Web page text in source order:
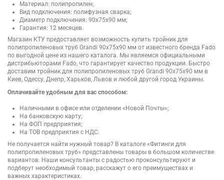
Материал: полипропилен;
Вид подключения: полифузная сварка;
Диаметр подключения: 90х75х90 мм;
Гарантия: 12 месяцев.
Магазин КТУ предоставляет возможность купить тройник для
полипропиленовых труб Grandi 90х75х90 мм от известного бренда Fado
по выгодной цене из нашего каталога. Мы являемся официальными
дистрибьюторами Fado, что гарантирует качество продукции. Быстро
доставим тройник для полипропиленовых труб Grandi 90х75х90 мм в
Киев, Одессу, Днепр, Харьков, Львов и любой другой город Украины.
Оплачивайте удобным для вас способом:
Наличными в офисе или отделении «Новой Почты»;
На банковскую карту;
На ФОП предприятия;
На ТОВ предприятия с НДС.
Не получается найти нужный товар? В каталоге «Фитинги для
полипропиленовых труб» представлены товары в большом количестве
вариантов. Наши консультанты с радостью проконсультируют и
подберут необходимый товар, расскажут о его преимуществах и
важных характеристиках.